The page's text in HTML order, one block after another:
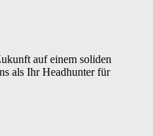
auf einem soliden
als Ihr Headhunter für